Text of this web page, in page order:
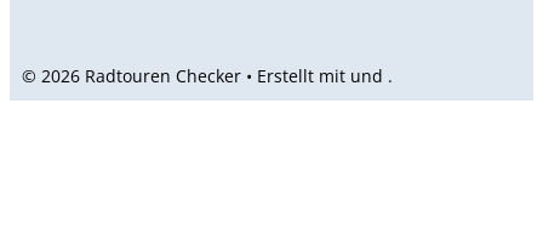
© 2026 Radtouren Checker • Erstellt mit und .